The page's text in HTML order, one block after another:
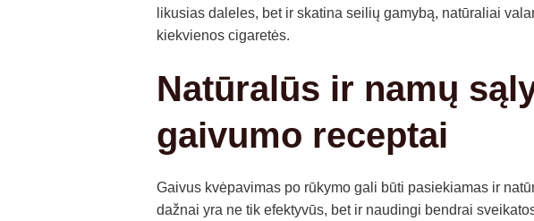
likusias daleles, bet ir skatina seilių gamybą, natūraliai
kiekvienos cigaretės.
Natūralūs ir namų
gaivumo receptai
Gaivus kvėpavimas po rūkymo gali būti pasiekiamas ir
dažnai yra ne tik efektyvūs, bet ir naudingi bendrai